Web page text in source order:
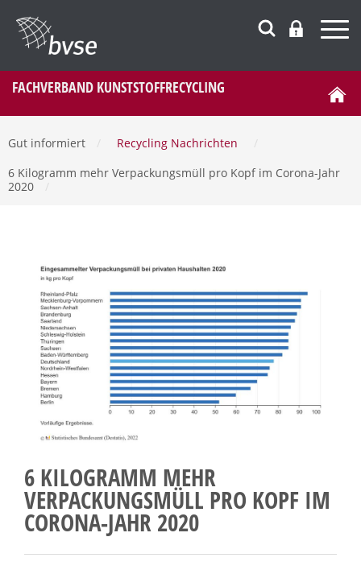
FACHVERBAND KUNSTSTOFFRECYCLING
Gut informiert Recycling Nachrichten
6 Kilogramm mehr Verpackungsmüll pro Kopf im Corona-Jahr
2020
6 KILOGRAMM MEHR
VERPACKUNGSMÜLL PRO KOPF IM
CORONA-JAHR 2020